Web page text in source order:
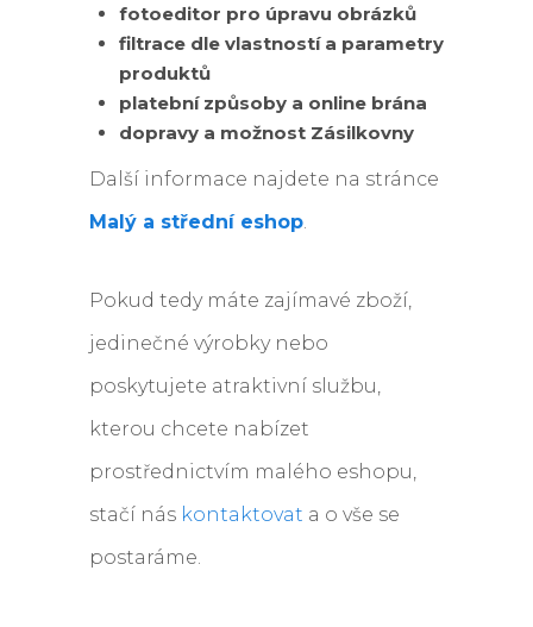
fotoeditor pro úpravu obrázků
filtrace dle vlastností a parametry
produktů
platební způsoby a online brána
dopravy a možnost Zásilkovny
Další informace najdete na stránce
Malý a střední eshop.
Pokud tedy máte zajímavé zboží,
jedinečné výrobky nebo
poskytujete atraktivní službu,
kterou chcete nabízet
prostřednictvím malého eshopu,
stačí nás kontaktovat a o vše se
postaráme.